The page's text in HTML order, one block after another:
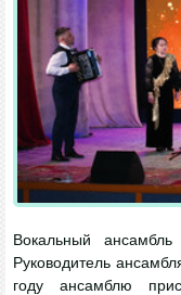
Вокальный
Руководитель
году ансамблю